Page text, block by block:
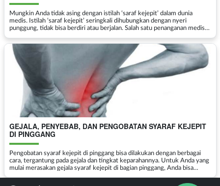
Mungkin Anda tidak asing dengan istilah ‘saraf kejepit’ dalam dunia
medis. Istilah ‘saraf kejepit’ seringkali dihubungkan dengan nyeri
punggung, tidak bisa berdiri atau berjalan. Salah satu penanganan medis
GEJALA, PENYEBAB, DAN PENGOBATAN SYARAF KEJEPIT
DI PINGGANG
Pengobatan syaraf kejepit di pinggang bisa dilakukan dengan berbagai
cara, tergantung pada gejala dan tingkat keparahannya. Untuk Anda yang
mulai merasakan gejala syaraf kejepit di bagian pinggang, Anda bisa